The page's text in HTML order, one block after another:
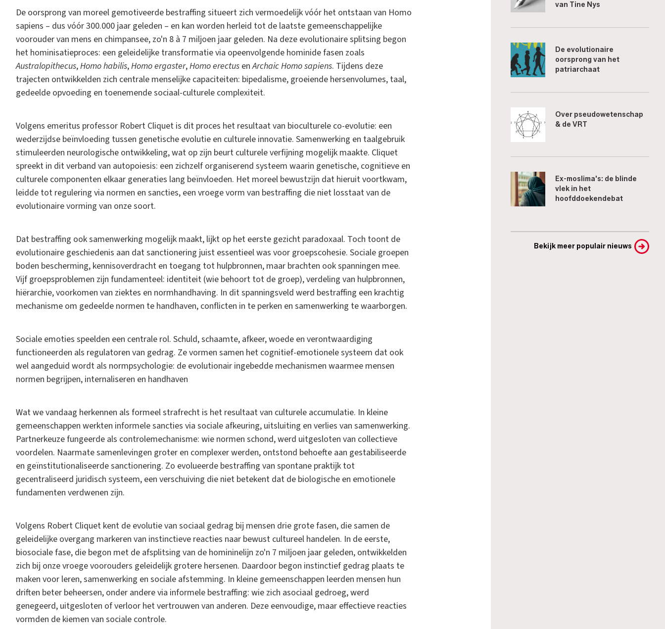
De oorsprong van moreel gemotiveerde bestraffing situeert zich vermoedelijk vóór het ontstaan van Homo
sapiens – dus vóór 300.000 jaar geleden – en kan worden herleid tot de laatste gemeenschappelijke
voorouder van mens en chimpansee, zo'n 8 à 7 miljoen jaar geleden. Na deze evolutionaire splitsing begon
het hominisatieproces: een geleidelijke transformatie via opeenvolgende hominide fasen zoals
Australopithecus,Homo habilis,Homo ergaster,Homo erectus enArchaic Homo sapiens. Tijdens deze
trajecten ontwikkelden zich centrale menselijke capaciteiten: bipedalisme, groeiende hersenvolumes, taal,
gedeelde opvoeding en toenemende sociaal-culturele complexiteit.
Volgens emeritus professor Robert Cliquet is dit proces het resultaat van bioculturele co-evolutie: een
wederzijdse beïnvloeding tussen genetische evolutie en culturele innovatie. Samenwerking en taalgebruik
stimuleerden neurologische ontwikkeling, wat op zijn beurt culturele verfijning mogelijk maakte. Cliquet
spreekt in dit verband van autopoiesis: een zichzelf organiserend systeem waarin genetische, cognitieve en
culturele componenten elkaar generaties lang beïnvloeden. Het moreel bewustzijn dat hieruit voortkwam,
leidde tot regulering via normen en sancties, een vroege vorm van bestraffing die niet losstaat van de
evolutionaire vorming van onze soort.
Dat bestraffing ook samenwerking mogelijk maakt, lijkt op het eerste gezicht paradoxaal. Toch toont de
evolutionaire geschiedenis aan dat sanctionering juist essentieel was voor groepscohesie. Sociale groepen
boden bescherming, kennisoverdracht en toegang tot hulpbronnen, maar brachten ook spanningen mee.
Vijf groepsproblemen zijn fundamenteel: identiteit (wie behoort tot de groep), verdeling van hulpbronnen,
hiërarchie, voorkomen van ziektes en normhandhaving. In dit spanningsveld werd bestraffing een krachtig
mechanisme om gedeelde normen te handhaven, conflicten in te perken en samenwerking te waarborgen.
Sociale emoties speelden een centrale rol. Schuld, schaamte, afkeer, woede en verontwaardiging
functioneerden als regulatoren van gedrag. Ze vormen samen het cognitief-emotionele systeem dat ook
wel aangeduid wordt als normpsychologie: de evolutionair ingebedde mechanismen waarmee mensen
normen begrijpen, internaliseren en handhaven
Wat we vandaag herkennen als formeel strafrecht is het resultaat van culturele accumulatie. In kleine
gemeenschappen werkten informele sancties via sociale afkeuring, uitsluiting en verlies van samenwerking.
Partnerkeuze fungeerde als controlemechanisme: wie normen schond, werd uitgesloten van collectieve
voordelen. Naarmate samenlevingen groter en complexer werden, ontstond behoefte aan gestabiliseerde
en geïnstitutionaliseerde sanctionering. Zo evolueerde bestraffing van spontane praktijk tot
gecentraliseerd juridisch systeem, een verschuiving die niet betekent dat de biologische en emotionele
fundamenten verdwenen zijn.
Volgens Robert Cliquet kent de evolutie van sociaal gedrag bij mensen drie grote fasen, die samen de
geleidelijke overgang markeren van instinctieve reacties naar bewust cultureel handelen. In de eerste,
biosociale fase, die begon met de afsplitsing van de homininelijn zo'n 7 miljoen jaar geleden, ontwikkelden
zich bij onze vroege voorouders geleidelijk grotere hersenen. Daardoor begon instinctief gedrag plaats te
maken voor leren, samenwerking en sociale afstemming. In kleine gemeenschappen leerden mensen hun
driften beter beheersen, onder andere via informele bestraffing: wie zich asociaal gedroeg, werd
genegeerd, uitgesloten of verloor het vertrouwen van anderen. Deze eenvoudige, maar effectieve reacties
vormden de kiemen van sociale controle.
van Tine Nys
De evolutionaire
oorsprong van het
patriarchaat
Over pseudowetenschap
& de VRT
Ex-moslima's: de blinde
vlek in het
hoofddoekendebat
Bekijk meer populair nieuws